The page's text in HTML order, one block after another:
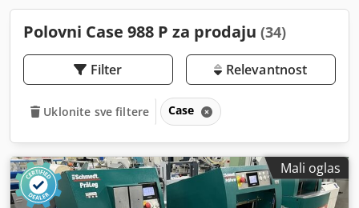
Polovni Case 988 P za prodaju (34)
Filter Relevantnost
Uklonite sve filtere Case
Mali oglas